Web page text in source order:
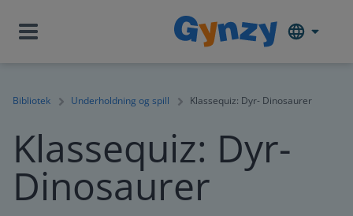
Bibliotek Underholdning og spill Klassequiz: Dyr- Dinosaurer
Klassequiz: Dyr-
Dinosaurer